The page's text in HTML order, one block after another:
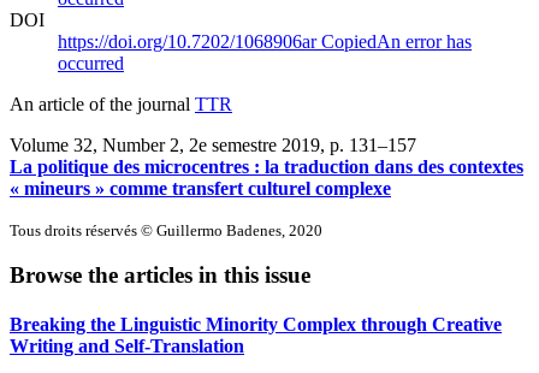
DOI
https://doi.org/10.7202/1068906arCopiedAn error has
occurred
An article of the journal TTR
Volume 32, Number 2, 2e semestre 2019, p. 131–157
La politique des microcentres : la traduction dans des contextes
« mineurs » comme transfert culturel complexe
Tous droits réservés © Guillermo Badenes, 2020
Browse the articles in this issue
Breaking the Linguistic Minority Complex through Creative
Writing and Self-Translation